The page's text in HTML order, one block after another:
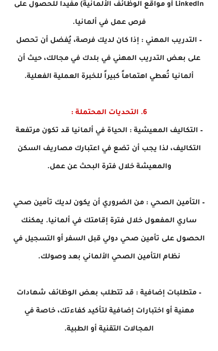
LinkedIn أو مواقع الوظائف الألمانية) مفيداً للحصول على
فرص عمل في ألمانيا.
– التدريب المهني : إذا كان لديك فرصة، يُفضل أن تحصل
على بعض التدريب المهني في بلدك في مجالك، حيث أن
ألمانيا تُعطي اهتماماً كبيراً للخبرة العملية الفعلية.
6. التحديات المحتملة :
– التكاليف المعيشية : الحياة في ألمانيا قد تكون مرتفعة
التكاليف، لذا يجب أن تضع في اعتبارك مصاريف السكن
والمعيشة خلال فترة البحث عن عمل.
– التأمين الصحي : من الضروري أن يكون لديك تأمين صحي
ساري المفعول خلال فترة إقامتك في ألمانيا. يمكنك
الحصول على تأمين صحي دولي قبل السفر أو التسجيل في
نظام التأمين الصحي الألماني بعد وصولك.
– متطلبات إضافية : قد تتطلب بعض الوظائف شهادات
مهنية أو اختبارات إضافية لتأكيد كفاءتك، خاصة في
المجالات التقنية أو الطبية.